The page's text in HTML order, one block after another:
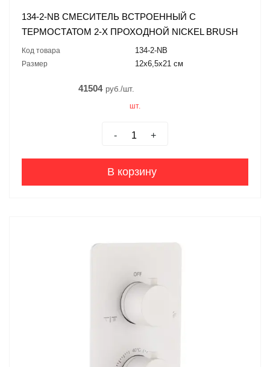
134-2-NB СМЕСИТЕЛЬ ВСТРОЕННЫЙ С
ТЕРМОСТАТОМ 2-Х ПРОХОДНОЙ NICKEL BRUSH
Код товара 134-2-NB
Размер 12x6,5x21 см
41504 руб./шт.
шт.
- +
В корзину